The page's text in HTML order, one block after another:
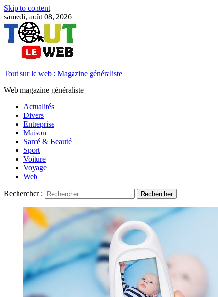
Skip to content
samedi, août 08, 2026
Tout sur le web : Magazine généraliste
Web magazine généraliste
Actualités
Divers
Entreprise
Maison
Santé & Beauté
Sport
Voiture
Voyage
Web
Rechercher :